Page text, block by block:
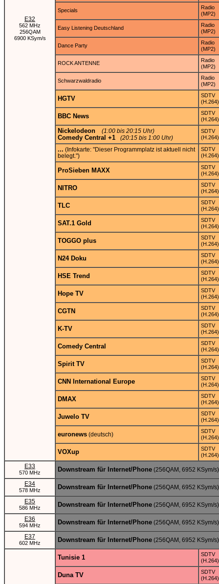
E32
562 MHz
256QAM
6900 KSym/s
Specials
Radio
(MP2)
Easy Listening Deutschland
Radio
(MP2)
Dance Party
Radio
(MP2)
ROCK ANTENNE
Radio
(MP2)
Schwarzwaldradio
Radio
(MP2)
HGTV
SDTV
(H.264)
BBC News
SDTV
(H.264)
Nickelodeon (1:00 bis 20:15 Uhr)
Comedy Central +1 (20:15 bis 1:00 Uhr)
SDTV
(H.264)
... (Infokarte: "Dieser Programmplatz ist aktuell nicht
belegt.")
SDTV
(H.264)
ProSieben MAXX
SDTV
(H.264)
NITRO
SDTV
(H.264)
TLC
SDTV
(H.264)
SAT.1 Gold
SDTV
(H.264)
TOGGO plus
SDTV
(H.264)
N24 Doku
SDTV
(H.264)
HSE Trend
SDTV
(H.264)
Hope TV
SDTV
(H.264)
CGTN
SDTV
(H.264)
K-TV
SDTV
(H.264)
Comedy Central
SDTV
(H.264)
Spirit TV
SDTV
(H.264)
CNN International Europe
SDTV
(H.264)
DMAX
SDTV
(H.264)
Juwelo TV
SDTV
(H.264)
euronews (deutsch)
SDTV
(H.264)
VOXup
SDTV
(H.264)
E33
570 MHz Downstream für Internet/Phone (256QAM, 6952 KSym/
E34
578 MHz Downstream für Internet/Phone (256QAM, 6952 KSym/
E35
586 MHz Downstream für Internet/Phone (256QAM, 6952 KSym/
E36
594 MHz Downstream für Internet/Phone (256QAM, 6952 KSym/
E37
602 MHz Downstream für Internet/Phone (256QAM, 6952 KSym/
Tunisie 1
SDTV
(H.264)
Duna TV
SDTV
(H.264)